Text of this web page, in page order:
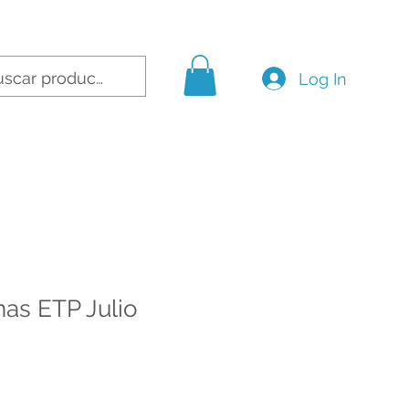
Log In
ETP Julio